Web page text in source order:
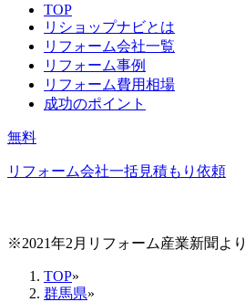
TOP
リショップナビとは
リフォーム会社一覧
リフォーム事例
リフォーム費用相場
成功のポイント
無料
リフォーム会社一括見積もり依頼
※2021年2月リフォーム産業新聞より
TOP»
群馬県»